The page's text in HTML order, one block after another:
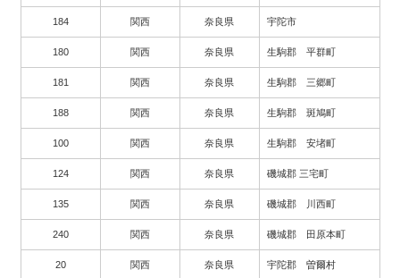
184 関西 奈良県 宇陀市
180 関西 奈良県 生駒郡 平群町
181 関西 奈良県 生駒郡 三郷町
188 関西 奈良県 生駒郡 斑鳩町
100 関西 奈良県 生駒郡 安堵町
124 関西 奈良県 磯城郡 三宅町
135 関西 奈良県 磯城郡 川西町
240 関西 奈良県 磯城郡 田原本町
20 関西 奈良県 宇陀郡 曽爾村